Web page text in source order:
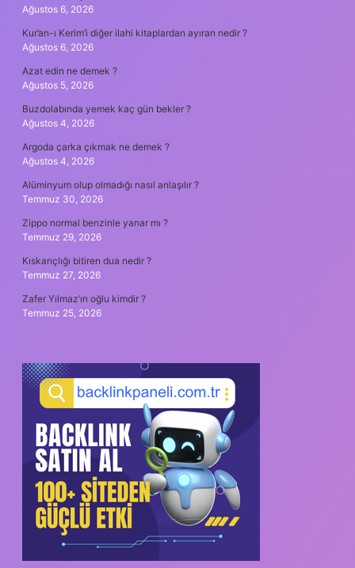
Ağustos 6, 2026
Kur’an-ı Kerim’i diğer ilahi kitaplardan ayıran nedir ?
Ağustos 6, 2026
Azat edin ne demek ?
Ağustos 5, 2026
Buzdolabında yemek kaç gün bekler ?
Ağustos 4, 2026
Argoda çarka çıkmak ne demek ?
Ağustos 4, 2026
Alüminyum olup olmadığı nasıl anlaşılır ?
Temmuz 30, 2026
Zippo normal benzinle yanar mı ?
Temmuz 29, 2026
Kıskançlığı bitiren dua nedir ?
Temmuz 27, 2026
Zafer Yılmaz’ın oğlu kimdir ?
Temmuz 25, 2026